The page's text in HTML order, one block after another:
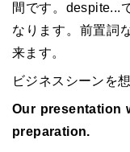
間です。despite...
なります。前置詞
来ます。
ビジネスシーンを
Our presentation
preparation.